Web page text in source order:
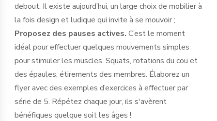
debout. Il existe aujourd’hui, un large choix de mobilier à
la fois design et ludique qui invite à se mouvoir ;
Proposez des pauses actives. C’est le moment
idéal pour effectuer quelques mouvements simples
pour stimuler les muscles. Squats, rotations du cou et
des épaules, étirements des membres. Élaborez un
flyer avec des exemples d’exercices à effectuer par
série de 5. Répétez chaque jour, ils s'avèrent
bénéfiques quelque soit les âges !